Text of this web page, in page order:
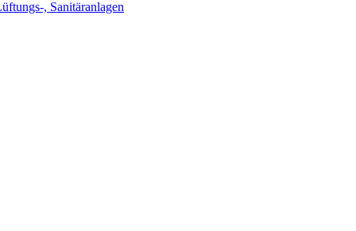
, Sanitäranlagen